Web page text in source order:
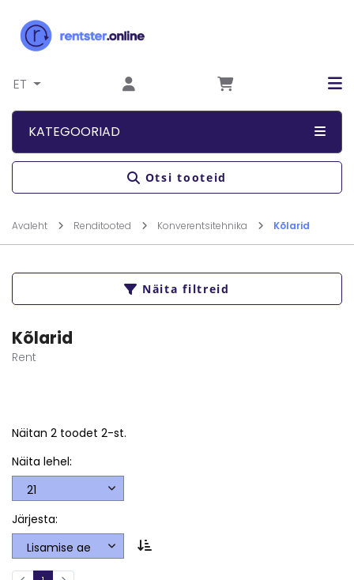
ET
KATEGOORIAD
Otsi tooteid
Avaleht Renditooted Konverentsitehnika Kõlarid
Näita filtreid
Kõlarid
Rent
Näitan 2 toodet 2-st.
Näita lehel:
Järjesta: